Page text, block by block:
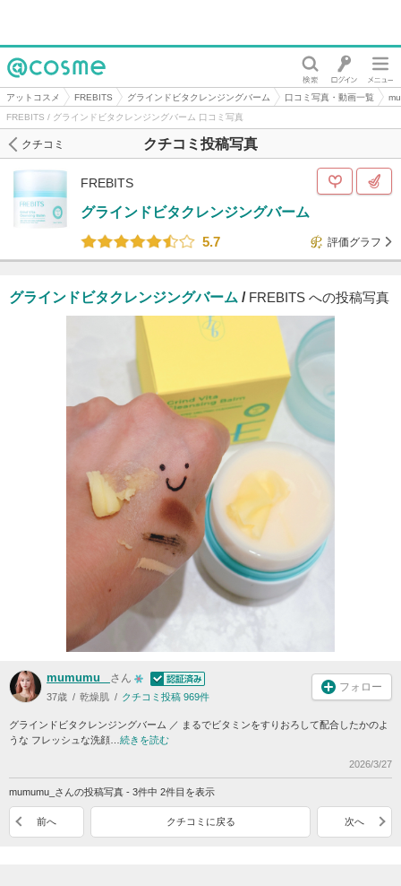
@cosme
アットコスメ FREBITS グラインドビタクレンジングバーム 口コミ写真・動画一覧
FREBITS / グラインドビタクレンジングバーム 口コミ写真
クチコミ投稿写真
クチコミ
FREBITS
グラインドビタクレンジングバーム
5.7
評価グラフ
グラインドビタクレンジングバーム / FREBITS への投稿写真
mumumu_ さん
37歳 乾燥肌 クチコミ投稿 969件
フォロー
グラインドビタクレンジングバーム ／ まるでビタミンをすりおろして配合したかのよ
うな フレッシュな洗顔… 続きを読む
2026/3/27
mumumu_さんの投稿写真 - 3件中 2件目を表示
前へ クチコミに戻る 次へ